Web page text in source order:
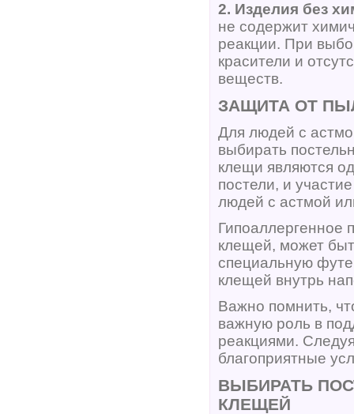
2. Изделия без
не содержит
реакции. При
красители и
веществ.
ЗАЩИТА ОТ
Для людей с
выбирать
клещи являются
постели, и
людей с астмой
Гипоаллергенное
клещей, может
специальную
клещей внутрь
Важно помнить,
важную роль в
реакциями.
благоприятные
ВЫБИРАТЬ
КЛЕЩЕЙ